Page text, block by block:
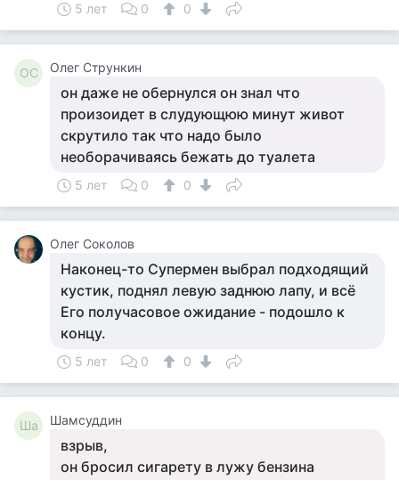
5 лет 0 0
ОС Олег Стрункин
он даже не обернулся он знал что
произоидет в слудующюю минут живот
скрутило так что надо было
необорачиваясь бежать до туалета
5 лет 0 0
Олег Соколов
Наконец-то Супермен выбрал подходящий
кустик, поднял левую заднюю лапу, и всё
Его получасовое ожидание - подошло к
концу.
5 лет 0 0
Ша Шамсуддин
взрыв,
он бросил сигарету в лужу бензина